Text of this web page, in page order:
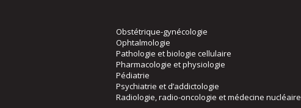
Obstétrique-gynécologie
Ophtalmologie
Pathologie et biologie cellulaire
Pharmacologie et physiologie
Pédiatrie
Psychiatrie et d’addictologie
Radiologie, radio-oncologie et médecine nucléaire